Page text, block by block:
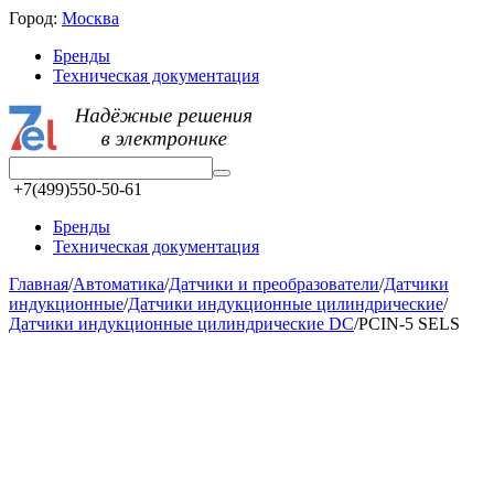
Город: Москва
Бренды
Техническая документация
+7(499)550-50-61
Бренды
Техническая документация
Главная/Автоматика/Датчики и преобразователи/Датчики
индукционные/Датчики индукционные цилиндрические/
Датчики индукционные цилиндрические DC/PCIN-5 SELS